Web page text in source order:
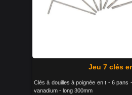
Jeu 7 clés
Clés à douilles à poignée en t - 6 pans
vanadium - long 300mm